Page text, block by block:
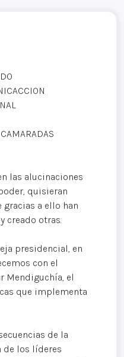
las alucinaciones
quisieran
gracias a ello han
creado otras.
presidencial, en
con el
Mendiguchía, el
que implementa
de la
de los líderes